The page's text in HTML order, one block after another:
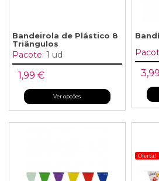
Bandeirola de Plástico 8
Triângulos
Pacote: 1 ud
1,99 €
Ver opções
Oferta!